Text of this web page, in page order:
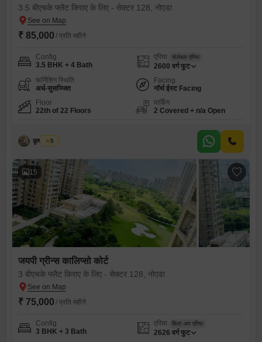
3.5 बीएचके फ्लैट किराए के लिए - सेक्टर 128, नोएडा
₹ 85,000 / प्रति महीने
Config
3.5 BHK + 4 Bath
एरिया सेलेबल एरिया
2600 वर्ग फुट
फर्निशिंग स्थिति
अर्ध-सुसज्जित
Facing
नॉर्थ ईस्ट Facing
Floor
22th of 22 Floors
पार्किंग
2 Covered + n/a Open
कृष्ण कुमार
5
15
जयपी ग्रीन्स कालिप्सो कोर्ट
3 बीएचके फ्लैट किराए के लिए - सेक्टर 128, नोएडा
₹ 75,000 / प्रति महीने
Config
3 BHK + 3 Bath
एरिया बिल्ट-अप एरिया
2626 वर्ग फुट